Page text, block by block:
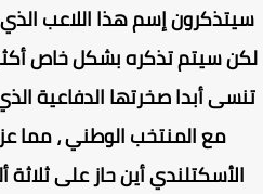
إسم هذا اللاعب الذي
سيتم تذكره بشكل خاص أكثر
أبدا صخرتها الدفاعية الذي
مع المنتخب الوطني ، مما
الأسكتلندي أين حاز على ثلاثة